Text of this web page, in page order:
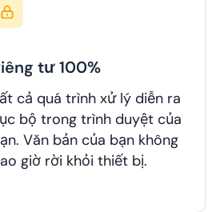
tư 100%
cả quá trình xử lý diễn ra
bộ trong trình duyệt của
Văn bản của bạn không
giờ rời khỏi thiết bị.